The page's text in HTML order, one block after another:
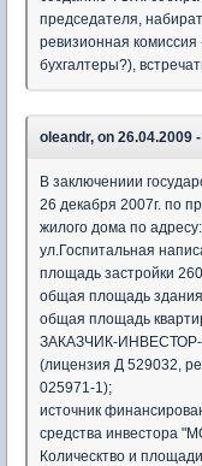
председателя,
ревизионная
бухгалтеры?),
oleandr, on 26.04.2009
В заключениии
26 декабря 2007г. по
жилого дома по
ул.Госпитальная
площадь застройки
общая площадь
общая площадь
ЗАКАЗЧИК-ИНВЕСТОР-
(лицензия Д 529032,
025971-1);
источник
средства инвестора
Колическтво и